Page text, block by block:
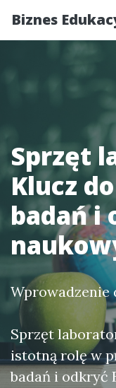
Biznes
Sprzęt
Klucz
badań i
Wprowadzenie
Sprzęt
istotną rolę w
badań i odkryć